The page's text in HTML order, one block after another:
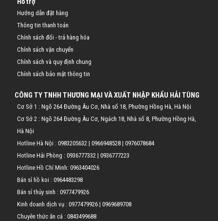
Hướng dẫn đặt hàng
Thông tin thanh toán
Chính sách đổi - trả hàng hóa
Chính sách vận chuyển
Chính sách và quy định chung
Chính sách bảo mật thông tin
CÔNG TY TNHH THƯƠNG MẠI VÀ XUẤT NHẬP KHẨU HẢI TÙNG
Cơ Sở 1 : Ngõ 264 Đường Âu Cơ, Nhà số 18, Phường Hồng Hà, Hà Nội
Cơ Sở 2 : Ngõ 264 Đường Âu Cơ, Ngách 18, Nhà số 8, Phường Hồng Hà,
Hà Nội
Hotline Hà Nội : 0983205632 | 0966948528 | 0976078684
Hotline Hải Phòng : 0936777332 | 0936777223
Hotline Hồ Chí Minh: 0963404026
Bán sỉ hồ koi : 0964483298
Bán sỉ thủy sinh : 0977479926
Kinh doanh dịch vụ : 0977479926 | 0969689708
Chuyên thức ăn cá : 0843499688